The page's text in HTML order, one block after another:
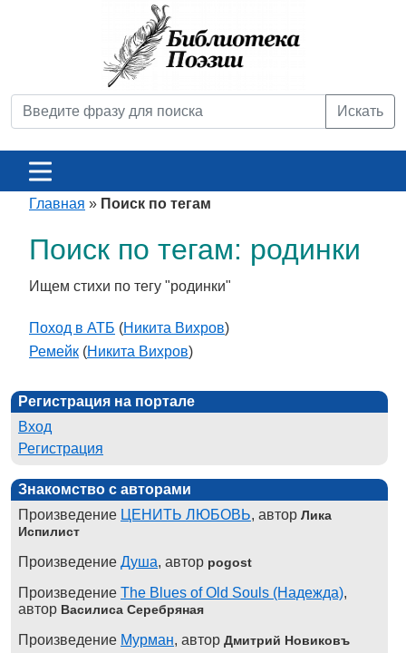
Искать
Главная » Поиск по тегам
Поиск по тегам: родинки
Ищем стихи по тегу "родинки"
Поход в АТБ (Никита Вихров)
Ремейк (Никита Вихров)
Регистрация на портале
Вход
Регистрация
Знакомство с авторами
Произведение ЦЕНИТЬ ЛЮБОВЬ, автор Лика
Испилист
Произведение Душа, автор pogost
Произведение The Blues of Old Souls (Надежда),
автор Василиса Серебряная
Произведение Мурман, автор Дмитрий Новиковъ